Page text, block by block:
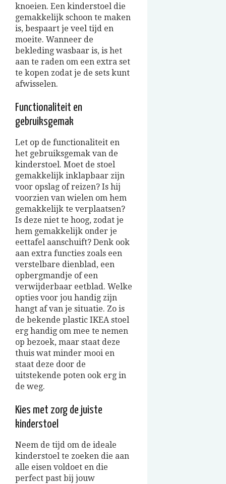
knoeien. Een kinderstoel die
gemakkelijk schoon te maken
is, bespaart je veel tijd en
moeite. Wanneer de
bekleding wasbaar is, is het
aan te raden om een extra set
te kopen zodat je de sets kunt
afwisselen.
Functionaliteit en
gebruiksgemak
Let op de functionaliteit en
het gebruiksgemak van de
kinderstoel. Moet de stoel
gemakkelijk inklapbaar zijn
voor opslag of reizen? Is hij
voorzien van wielen om hem
gemakkelijk te verplaatsen?
Is deze niet te hoog, zodat je
hem gemakkelijk onder je
eettafel aanschuift? Denk ook
aan extra functies zoals een
verstelbare dienblad, een
opbergmandje of een
verwijderbaar eetblad. Welke
opties voor jou handig zijn
hangt af van je situatie. Zo is
de bekende plastic IKEA stoel
erg handig om mee te nemen
op bezoek, maar staat deze
thuis wat minder mooi en
staat deze door de
uitstekende poten ook erg in
de weg.
Kies met zorg de juiste
kinderstoel
Neem de tijd om de ideale
kinderstoel te zoeken die aan
alle eisen voldoet en die
perfect past bij jouw